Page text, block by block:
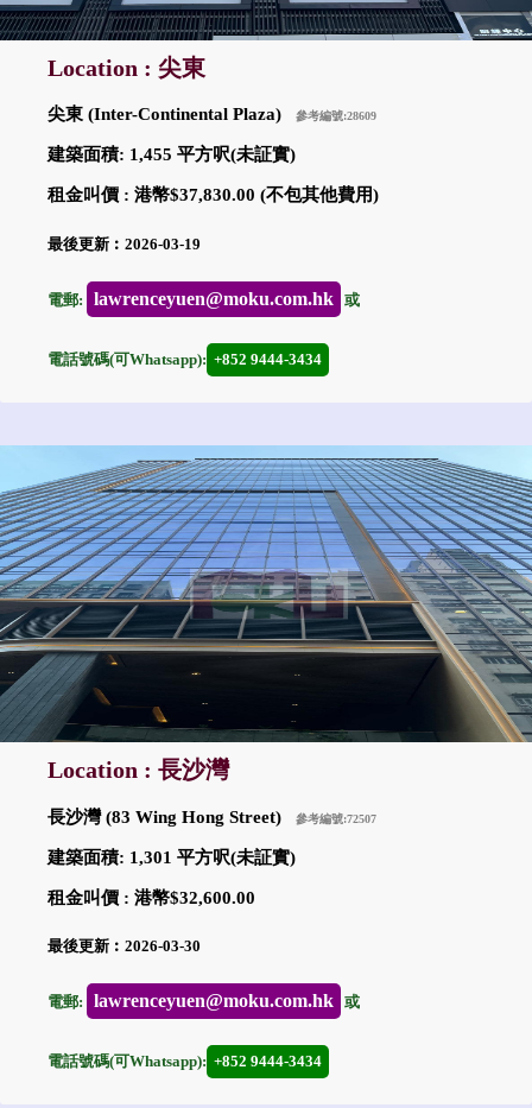
Location : 尖東
尖東 (Inter-Continental Plaza) 參考編號:28609
建築面積: 1,455 平方呎(未証實)
租金叫價 : 港幣$37,830.00 (不包其他費用)
最後更新︰2026-03-19
電郵: lawrenceyuen@moku.com.hk 或
電話號碼(可Whatsapp): +852 9444-3434
Location : 長沙灣
長沙灣 (83 Wing Hong Street) 參考編號:72507
建築面積: 1,301 平方呎(未証實)
租金叫價 : 港幣$32,600.00
最後更新︰2026-03-30
電郵: lawrenceyuen@moku.com.hk 或
電話號碼(可Whatsapp): +852 9444-3434